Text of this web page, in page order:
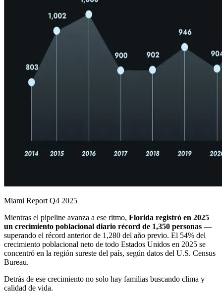
Miami Report Q4 2025
Mientras el pipeline avanza a ese ritmo, Florida registró en 2025
un crecimiento poblacional diario récord de 1,350 personas —
superando el récord anterior de 1,280 del año previo. El 54% del
crecimiento poblacional neto de todo Estados Unidos en 2025 se
concentró en la región sureste del país, según datos del U.S. Census
Bureau.
Detrás de ese crecimiento no solo hay familias buscando clima y
calidad de vida.